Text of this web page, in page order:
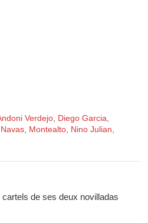
Verdejo, Diego Garcia,
, Montealto, Nino Julian,
de ses deux novilladas